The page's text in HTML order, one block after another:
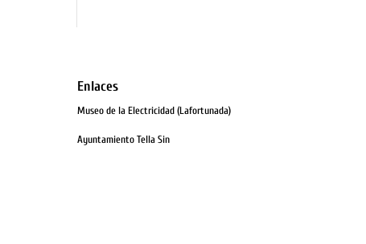
Enlaces
Museo de la Electricidad (Lafortunada)
Ayuntamiento Tella Sin